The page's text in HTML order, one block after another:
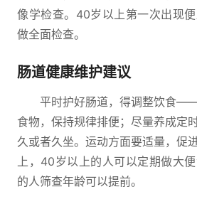
像学检查。40岁以上第一次出现
做全面检查。
肠道健康维护建议
平时护好肠道，得调整饮食
食物，保持规律排便；尽量养成定
久或者久坐。运动方面要适量，促
上，40岁以上的人可以定期做大
的人筛查年龄可以提前。